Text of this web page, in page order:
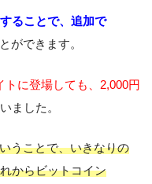
ることで、追加で
ができます。
トに登場しても、2,000円
ました。
うことで、いきなりの
からビットコイン